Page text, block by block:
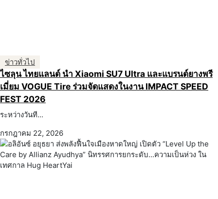
ข่าวทั่วไป
ไซลุน ไทยแลนด์ นำ Xiaomi SU7 Ultra และแบรนด์ยางพรี
เมี่ยม VOGUE Tire ร่วมจัดแสดงในงาน IMPACT SPEED
FEST 2026
ระหว่างวันที...
กรกฎาคม 22, 2026